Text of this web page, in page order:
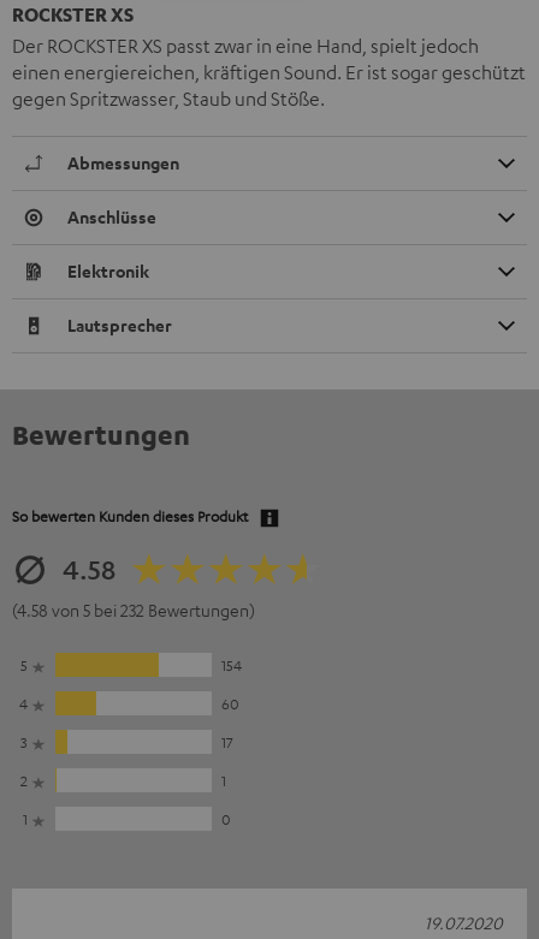
ROCKSTER XS
Der ROCKSTER XS passt zwar in eine Hand, spielt jedoch
einen energiereichen, kräftigen Sound. Er ist sogar geschützt
gegen Spritzwasser, Staub und Stöße.
Abmessungen
Anschlüsse
Elektronik
Lautsprecher
Bewertungen
So bewerten Kunden dieses Produkt
4.58
(4.58 von 5 bei 232 Bewertungen)
5
154
4
60
3
17
2
1
1
0
19.07.2020